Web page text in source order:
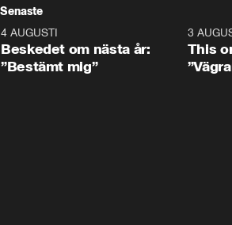
Senaste
4 AUGUSTI
Beskedet om nästa år:
”Bestämt mig”
3
This